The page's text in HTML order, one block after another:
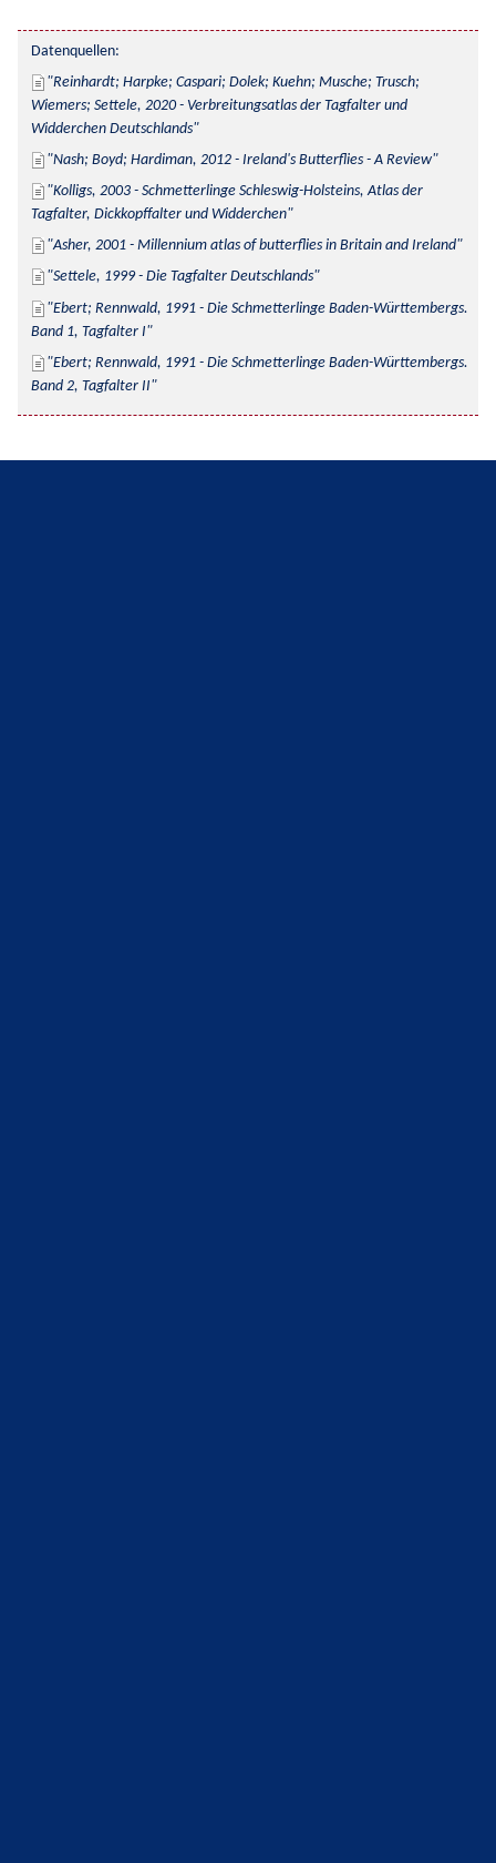
Datenquellen:
Reinhardt; Harpke; Caspari; Dolek; Kuehn; Musche; Trusch;
Wiemers; Settele, 2020 - Verbreitungsatlas der Tagfalter und
Widderchen Deutschlands
Nash; Boyd; Hardiman, 2012 - Ireland's Butterflies - A Review
Kolligs, 2003 - Schmetterlinge Schleswig-Holsteins, Atlas der
Tagfalter, Dickkopffalter und Widderchen
Asher, 2001 - Millennium atlas of butterflies in Britain and Ireland
Settele, 1999 - Die Tagfalter Deutschlands
Ebert; Rennwald, 1991 - Die Schmetterlinge Baden-Württembergs.
Band 1, Tagfalter I
Ebert; Rennwald, 1991 - Die Schmetterlinge Baden-Württembergs.
Band 2, Tagfalter II